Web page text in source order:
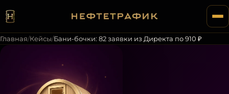
Главная/Кейсы/Бани-бочки: 82 заявки из Директа по 910 ₽